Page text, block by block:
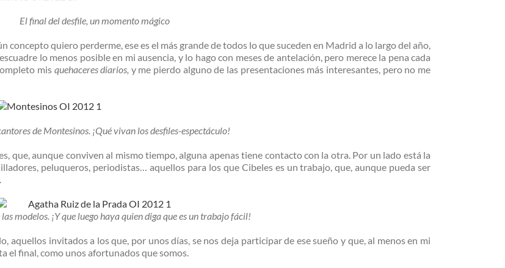
El final del desfile, un momento mágico
concepto quiero perderme, ese es el más grande de todos lo que suceden en Madrid a lo largo del año,
lo menos posible en mi ausencia, y lo hago con meses de antelación, pero merece la pena cada
mis quehaceres diarios, y me pierdo alguno de las presentaciones más interesantes, pero no me
de Montesinos. ¡Qué vivan los desfiles-espectáculo!
que, aunque conviven al mismo tiempo, alguna apenas tiene contacto con la otra. Por un lado está la
peluqueros, periodistas… aquellos para los que Cibeles es un trabajo, que, aunque pueda ser
modelos. ¡Y que luego haya quien diga que es un trabajo fácil!
aquellos invitados a los que, por unos días, se nos deja participar de ese sueño y que, al menos en mi
el final, como unos afortunados que somos.